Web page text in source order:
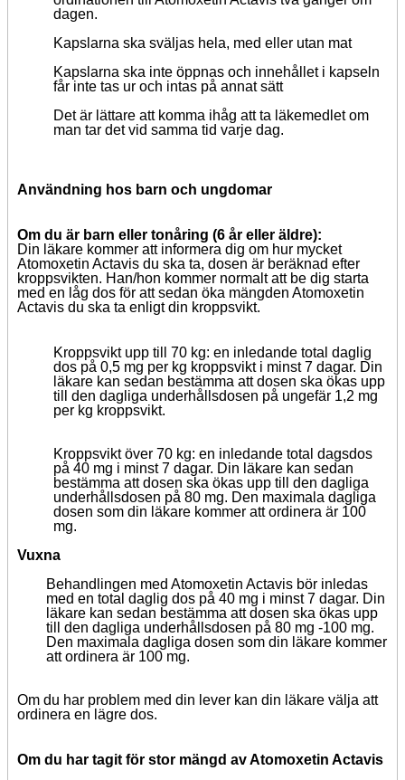
dagen.
Kapslarna ska sväljas hela, med eller utan mat
Kapslarna ska inte öppnas och innehållet i kapseln
får inte tas ur och intas på annat sätt
Det är lättare att komma ihåg att ta läkemedlet om
man tar det vid samma tid varje dag.
Användning hos barn och ungdomar
Om du är barn eller tonåring (6 år eller äldre):
Din läkare kommer att informera dig om hur mycket
Atomoxetin Actavis du ska ta, dosen är beräknad efter
kroppsvikten. Han/hon kommer normalt att be dig starta
med en låg dos för att sedan öka mängden Atomoxetin
Actavis du ska ta enligt din kroppsvikt.
Kroppsvikt upp till 70 kg: en inledande total daglig
dos på 0,5 mg per kg kroppsvikt i minst 7 dagar. Din
läkare kan sedan bestämma att dosen ska ökas upp
till den dagliga underhållsdosen på ungefär 1,2 mg
per kg kroppsvikt.
Kroppsvikt över 70 kg: en inledande total dagsdos
på 40 mg i minst 7 dagar. Din läkare kan sedan
bestämma att dosen ska ökas upp till den dagliga
underhållsdosen på 80 mg. Den maximala dagliga
dosen som din läkare kommer att ordinera är 100
mg.
Vuxna
Behandlingen med Atomoxetin Actavis bör inledas
med en total daglig dos på 40 mg i minst 7 dagar. Din
läkare kan sedan bestämma att dosen ska ökas upp
till den dagliga underhållsdosen på 80 mg -100 mg.
Den maximala dagliga dosen som din läkare kommer
att ordinera är 100 mg.
Om du har problem med din lever kan din läkare välja att
ordinera en lägre dos.
Om du har tagit för stor mängd av Atomoxetin Actavis